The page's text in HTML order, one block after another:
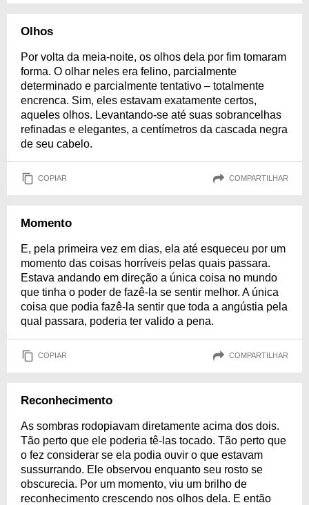
Olhos
Por volta da meia-noite, os olhos dela por fim tomaram
forma. O olhar neles era felino, parcialmente
determinado e parcialmente tentativo – totalmente
encrenca. Sim, eles estavam exatamente certos,
aqueles olhos. Levantando-se até suas sobrancelhas
refinadas e elegantes, a centímetros da cascada negra
de seu cabelo.
COPIAR COMPARTILHAR
Momento
E, pela primeira vez em dias, ela até esqueceu por um
momento das coisas horríveis pelas quais passara.
Estava andando em direção a única coisa no mundo
que tinha o poder de fazê-la se sentir melhor. A única
coisa que podia fazê-la sentir que toda a angústia pela
qual passara, poderia ter valido a pena.
COPIAR COMPARTILHAR
Reconhecimento
As sombras rodopiavam diretamente acima dos dois.
Tão perto que ele poderia tê-las tocado. Tão perto que
o fez considerar se ela podia ouvir o que estavam
sussurrando. Ele observou enquanto seu rosto se
obscurecia. Por um momento, viu um brilho de
reconhecimento crescendo nos olhos dela. E então